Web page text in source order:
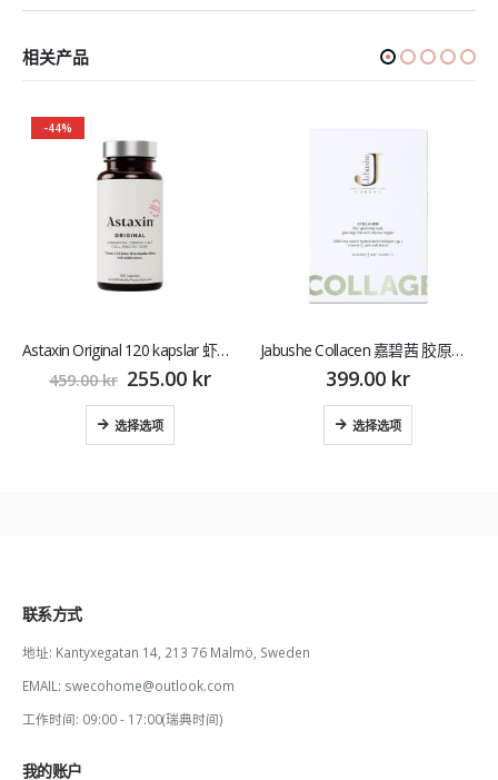
相关产品
-44%
Astaxin Original 120 kapslar 虾青素
459.00kr 255.00 kr
选择选项
Jabushe Collacen 嘉碧茜 胶原蛋白粉
399.00 kr
选择选项
联系方式
地址: Kantyxegatan 14, 213 76 Malmö, Sweden
EMAIL: swecohome@outlook.com
工作时间: 09:00 - 17:00(瑞典时间)
我的账户